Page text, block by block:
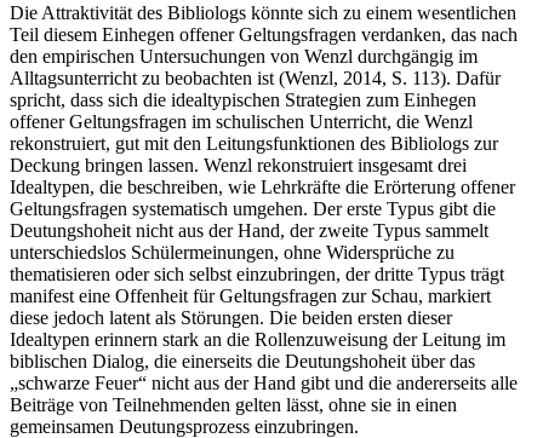
Die Attraktivität des Bibliologs könnte sich zu einem wesentlichen
Teil diesem Einhegen offener Geltungsfragen verdanken, das nach
den empirischen Untersuchungen von Wenzl durchgängig im
Alltagsunterricht zu beobachten ist (Wenzl, 2014, S. 113). Dafür
spricht, dass sich die idealtypischen Strategien zum Einhegen
offener Geltungsfragen im schulischen Unterricht, die Wenzl
rekonstruiert, gut mit den Leitungsfunktionen des Bibliologs zur
Deckung bringen lassen. Wenzl rekonstruiert insgesamt drei
Idealtypen, die beschreiben, wie Lehrkräfte die Erörterung offener
Geltungsfragen systematisch umgehen. Der erste Typus gibt die
Deutungshoheit nicht aus der Hand, der zweite Typus sammelt
unterschiedslos Schülermeinungen, ohne Widersprüche zu
thematisieren oder sich selbst einzubringen, der dritte Typus trägt
manifest eine Offenheit für Geltungsfragen zur Schau, markiert
diese jedoch latent als Störungen. Die beiden ersten dieser
Idealtypen erinnern stark an die Rollenzuweisung der Leitung im
biblischen Dialog, die einerseits die Deutungshoheit über das
„schwarze Feuer“ nicht aus der Hand gibt und die andererseits alle
Beiträge von Teilnehmenden gelten lässt, ohne sie in einen
gemeinsamen Deutungsprozess einzubringen.